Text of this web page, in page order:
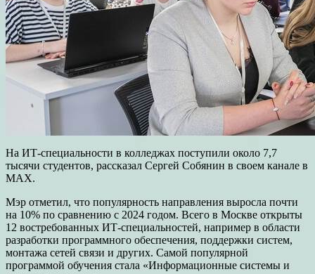
На ИТ-специальности в колледжах поступили около 7,7
тысячи студентов, рассказал Сергей Собянин в своем канале в
МАХ.
Мэр отметил, что популярность направления выросла почти
на 10% по сравнению с 2024 годом. Всего в Москве открыты
12 востребованных ИТ-специальностей, например в области
разработки программного обеспечения, поддержки систем,
монтажа сетей связи и других. Самой популярной
программой обучения стала «Информационные системы и